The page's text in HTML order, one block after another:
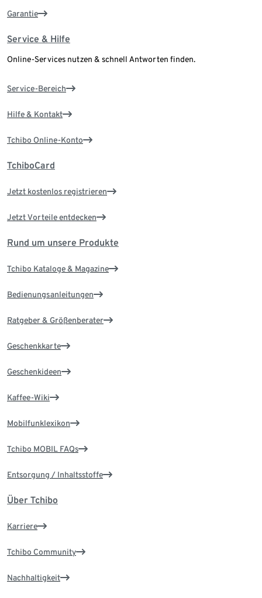
Garantie
Service & Hilfe
Online-Services nutzen & schnell Antworten finden.
Service-Bereich
Hilfe & Kontakt
Tchibo Online-Konto
TchiboCard
Jetzt kostenlos registrieren
Jetzt Vorteile entdecken
Rund um unsere Produkte
Tchibo Kataloge & Magazine
Bedienungsanleitungen
Ratgeber & Größenberater
Geschenkkarte
Geschenkideen
Kaffee-Wiki
Mobilfunklexikon
Tchibo MOBIL FAQs
Entsorgung / Inhaltsstoffe
Über Tchibo
Karriere
Tchibo Community
Nachhaltigkeit